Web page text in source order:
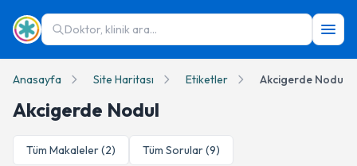
Doktor, klinik ara...
Anasayfa Site Haritası Etiketler Akcigerde Nodul
Akcigerde Nodul
Tüm Makaleler (2) Tüm Sorular (9)